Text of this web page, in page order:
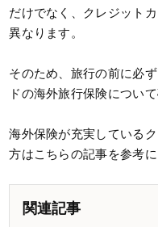
だけでなく、クレジット
異なります。
そのため、旅行の前に必
ドの海外旅行保険につい
海外保険が充実している
方はこちらの記事を参考に
関連記事